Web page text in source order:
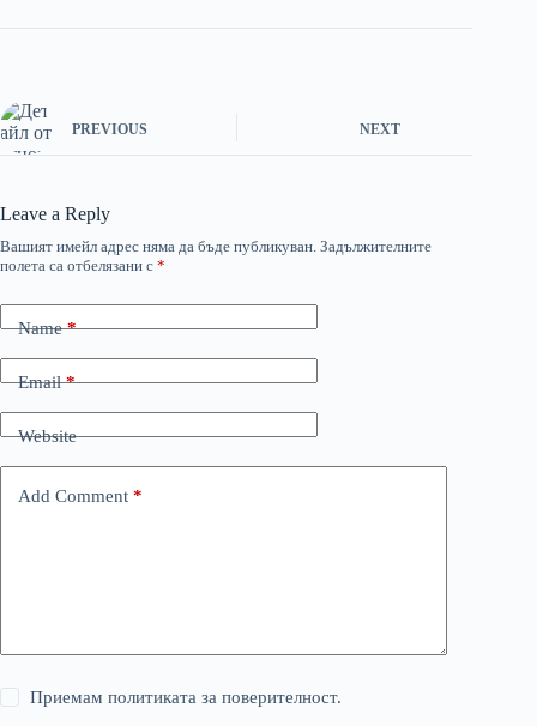
PREVIOUS NEXT
Leave a Reply
Вашият имейл адрес няма да бъде публикуван. Задължителните
полета са отбелязани с *
Name*
Email*
Website
Add Comment *
Приемам политиката за поверителност.